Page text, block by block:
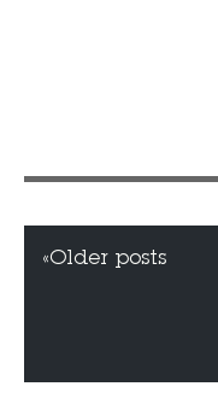
«Older posts